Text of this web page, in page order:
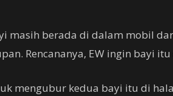
masih berada di dalam mobil
Rencananya, EW ingin bayi
mengubur kedua bayi itu di